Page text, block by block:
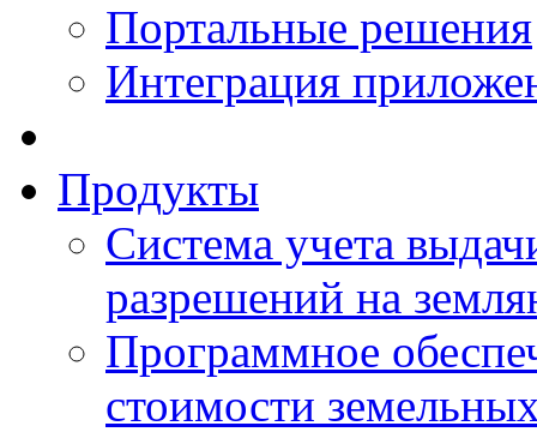
Портальные решения
Интеграция
Продукты
Система учета
разрешений на
Программное
стоимости